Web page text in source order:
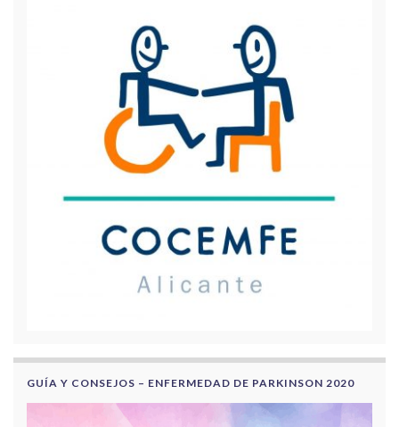
GUÍA Y CONSEJOS – ENFERMEDAD DE PARKINSON 2020